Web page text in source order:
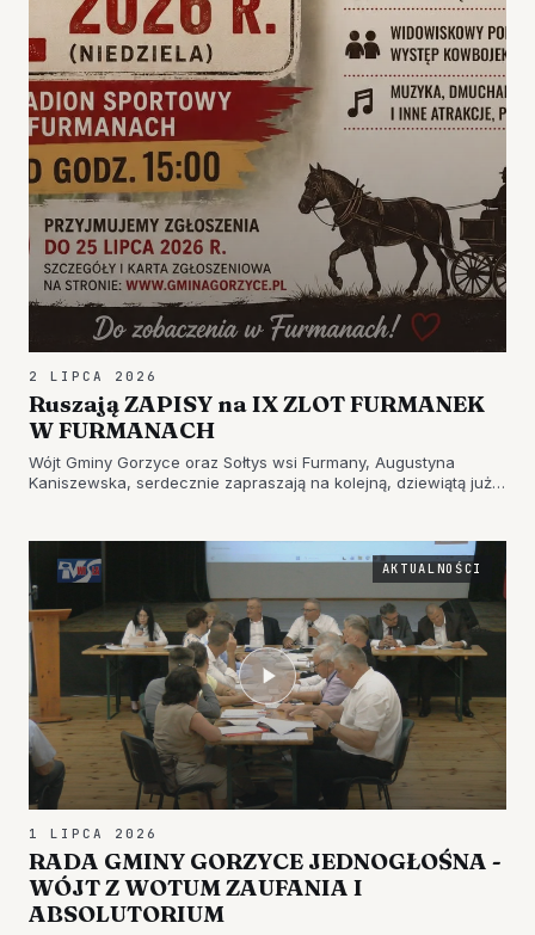
2 LIPCA 2026
Ruszają ZAPISY na IX ZLOT FURMANEK
W FURMANACH
Wójt Gminy Gorzyce oraz Sołtys wsi Furmany, Augustyna
Kaniszewska, serdecznie zapraszają na kolejną, dziewiątą już
AKTUALNOŚCI
1 LIPCA 2026
RADA GMINY GORZYCE JEDNOGŁOŚNA -
WÓJT Z WOTUM ZAUFANIA I
ABSOLUTORIUM